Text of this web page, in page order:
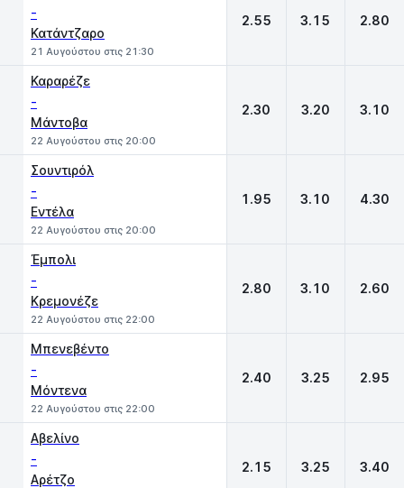
-
Κατάντζαρο
21 Αυγούστου στις 21:30
2.55 3.15 2.80
Καραρέζε
-
Μάντοβα
22 Αυγούστου στις 20:00
2.30 3.20 3.10
Σουντιρόλ
-
Εντέλα
22 Αυγούστου στις 20:00
1.95 3.10 4.30
Έμπολι
-
Kρεμονέζε
22 Αυγούστου στις 22:00
2.80 3.10 2.60
Μπενεβέντο
-
Μόντενα
22 Αυγούστου στις 22:00
2.40 3.25 2.95
Αβελίνο
-
Αρέτζο
2.15 3.25 3.40